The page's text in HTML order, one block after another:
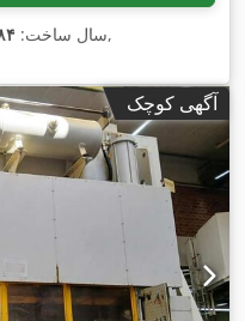
سال ساخت:,
آگهی کوچک